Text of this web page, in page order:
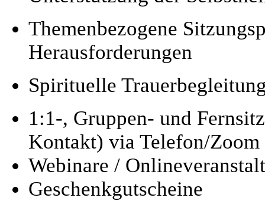
Themenbezogene
Herausforderungen
Spirituelle
1:1-, Gruppen- und
Kontakt) via Telefon/Zoom
Webinare /
Geschenkgutscheine